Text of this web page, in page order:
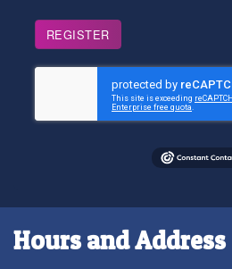
REGISTER
Hours and Address